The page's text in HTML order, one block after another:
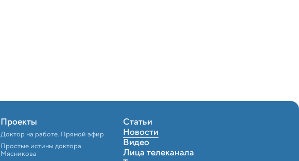
Проекты
Доктор на работе. Прямой эфир
Простые истины доктора
Мясникова
Статьи
Новости
Видео
Лица телеканала